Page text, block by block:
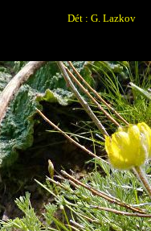
Dét : G. Lazkov